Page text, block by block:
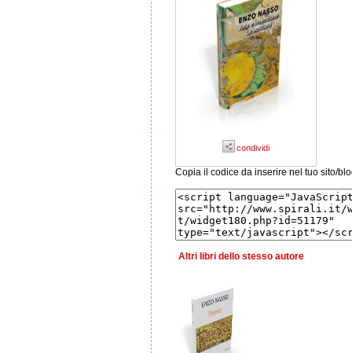
condividi
Copia il codice da inserire nel tuo sito/
Altri libri dello stesso autore